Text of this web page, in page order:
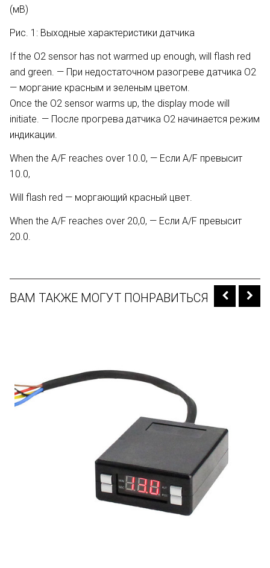
(мВ)
Рис. 1: Выходные характеристики датчика
If the О2 sensor has not warmed up enough, will flash red
and green. — При недостаточном разогреве датчика О2
— моргание красным и зеленым цветом.
Once the О2 sensor warms up, the display mode will
initiate. — После прогрева датчика О2 начинается режим
индикации.
When the A/F reaches over 10.0, — Если A/F превысит
10.0,
Will flash red — моргающий красный цвет.
When the A/F reaches over 20,0, — Если A/F превысит
20.0.
ВАМ ТАКЖЕ МОГУТ ПОНРАВИТЬСЯ